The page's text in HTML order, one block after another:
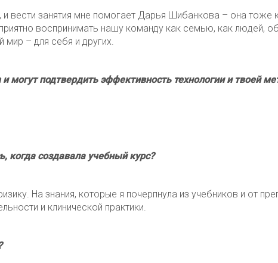
и вести занятия мне помогает Дарья Шибанкова – она тоже
воспринимать нашу команду как семью, как людей,
– для себя и других.
могут подтвердить эффективность технологии и твоей
когда создавала учебный курс?
На знания, которые я почерпнула из учебников и от
и клинической практики.